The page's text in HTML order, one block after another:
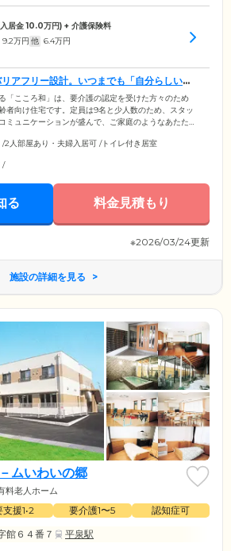
居金10.0万円) + 介護保険料
9.2万円 他 6.4万円
アフリー設計。いつまでも「自分らしい」
「こころ和」は、要介護の認定を受けた方々のため
者向け住宅です。定員は9名と少人数のため、スタッ
ミュニケーションが盛んで、ご家庭のようなあたた
段差をなくし、つまずきや転倒を防止することで、
納、ナースコールなどを完備。ご夫婦でもゆったり
る相部屋もご用意しています。複数のタイプから、
/2人部屋あり・夫婦入居可 /トイレ付き居室
/
る 料金見積もり
※2026/03/24更新
施設の詳細を見る
ムいわいの郷
料老人ホーム
支援1•2 要介護1〜5
認知症可
館６４番７
平泉駅